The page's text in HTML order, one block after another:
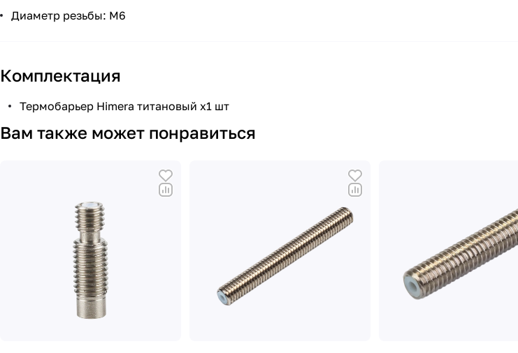
Диаметр резьбы: М6
Комплектация
Термобарьер Himera титановый х1 шт
Вам также может понравиться